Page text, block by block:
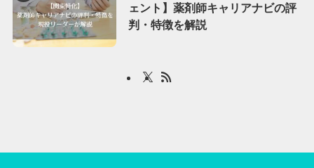
ェント】薬剤師キャリアナビの評
判・特徴を解説